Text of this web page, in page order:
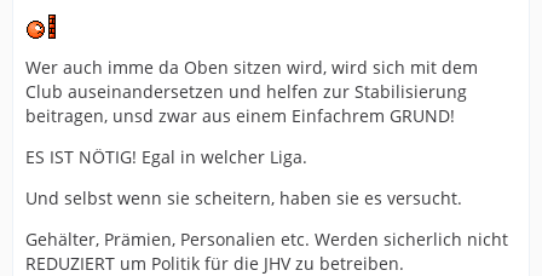
Wer auch imme da Oben sitzen wird, wird sich mit dem
Club auseinandersetzen und helfen zur Stabilisierung
beitragen, unsd zwar aus einem Einfachrem GRUND!
ES IST NÖTIG! Egal in welcher Liga.
Und selbst wenn sie scheitern, haben sie es versucht.
Gehälter, Prämien, Personalien etc. Werden sicherlich nicht
REDUZIERT um Politik für die JHV zu betreiben.